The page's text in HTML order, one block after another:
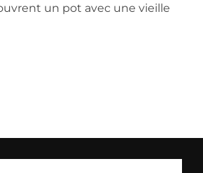
un pot avec une vieille